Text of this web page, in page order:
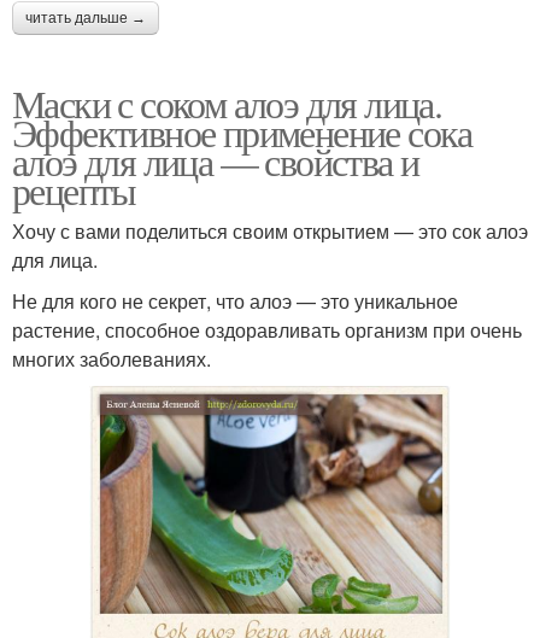
Маска для жирной кожи
Алоэ от морщин
Алоэ в домашних
условиях
Маска с медом Лимонная маска
Алоэ от прыщей
читать дальше →
Маски с соком алоэ для лица.
Эффективное применение сока
алоэ для лица — свойства и
рецепты
Хочу с вами поделиться своим открытием — это сок алоэ
для лица.
Не для кого не секрет, что алоэ — это уникальное
растение, способное оздоравливать организм при очень
многих заболеваниях.